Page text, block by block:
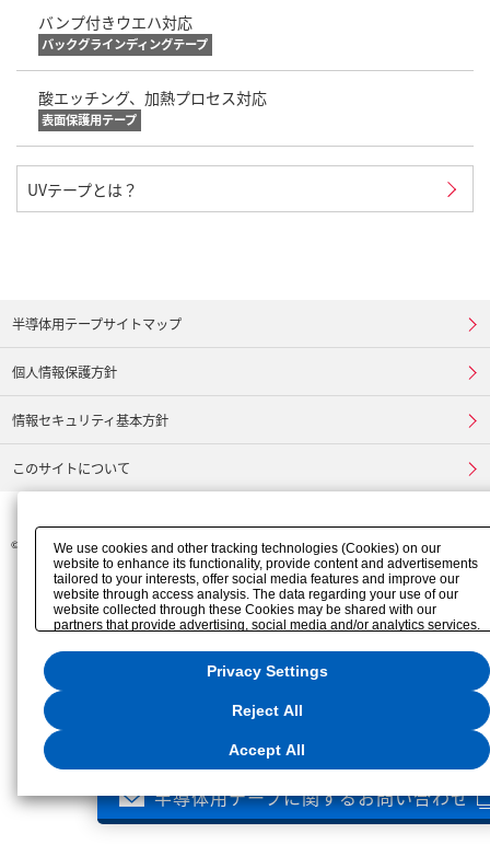
バンプ付きウエハ対応
バックグラインディングテープ
酸エッチング、加熱プロセス対応
表面保護用テープ
UVテープとは？
半導体用テープに関するお問い合わせ
半導体用テープサイトマップ
個人情報保護方針
情報セキュリティ基本方針
このサイトについて
© FURUKAWA ELECTRIC CO., LTD.
We use cookies and other tracking technologies (Cookies) on our
website to enhance its functionality, provide content and advertisements
tailored to your interests, offer social media features and improve our
website through access analysis. The data regarding your use of our
website collected through these Cookies may be shared with our
partners that provide advertising, social media and/or analytics services.
you have provided to them or that they have collected from your use of
their services or other websites to analyze and optimize advertisements
delivered to you by businesses other than us on the internet. If you wish
to reject the use of all Cookies except for Strictly Necessary Cookies,
please click "Reject All". If you agree to the use of all Cookies, please
click "Accept All". To select your preferences for each purpose, please
. You can change your consent or rejection
settings at any time via the hover button displayed at the bottom left of
ourPrivacy Policyor the website footer.
Privacy Settings
Reject All
Accept All